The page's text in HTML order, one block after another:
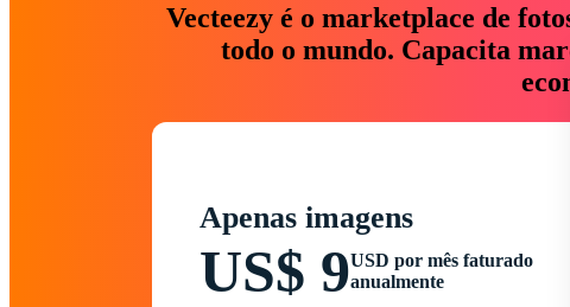
Vecteezy é o marketplace de
todo o mundo. Capacita
Apenas imagens
US$ 9USD por mês faturado
anualmente